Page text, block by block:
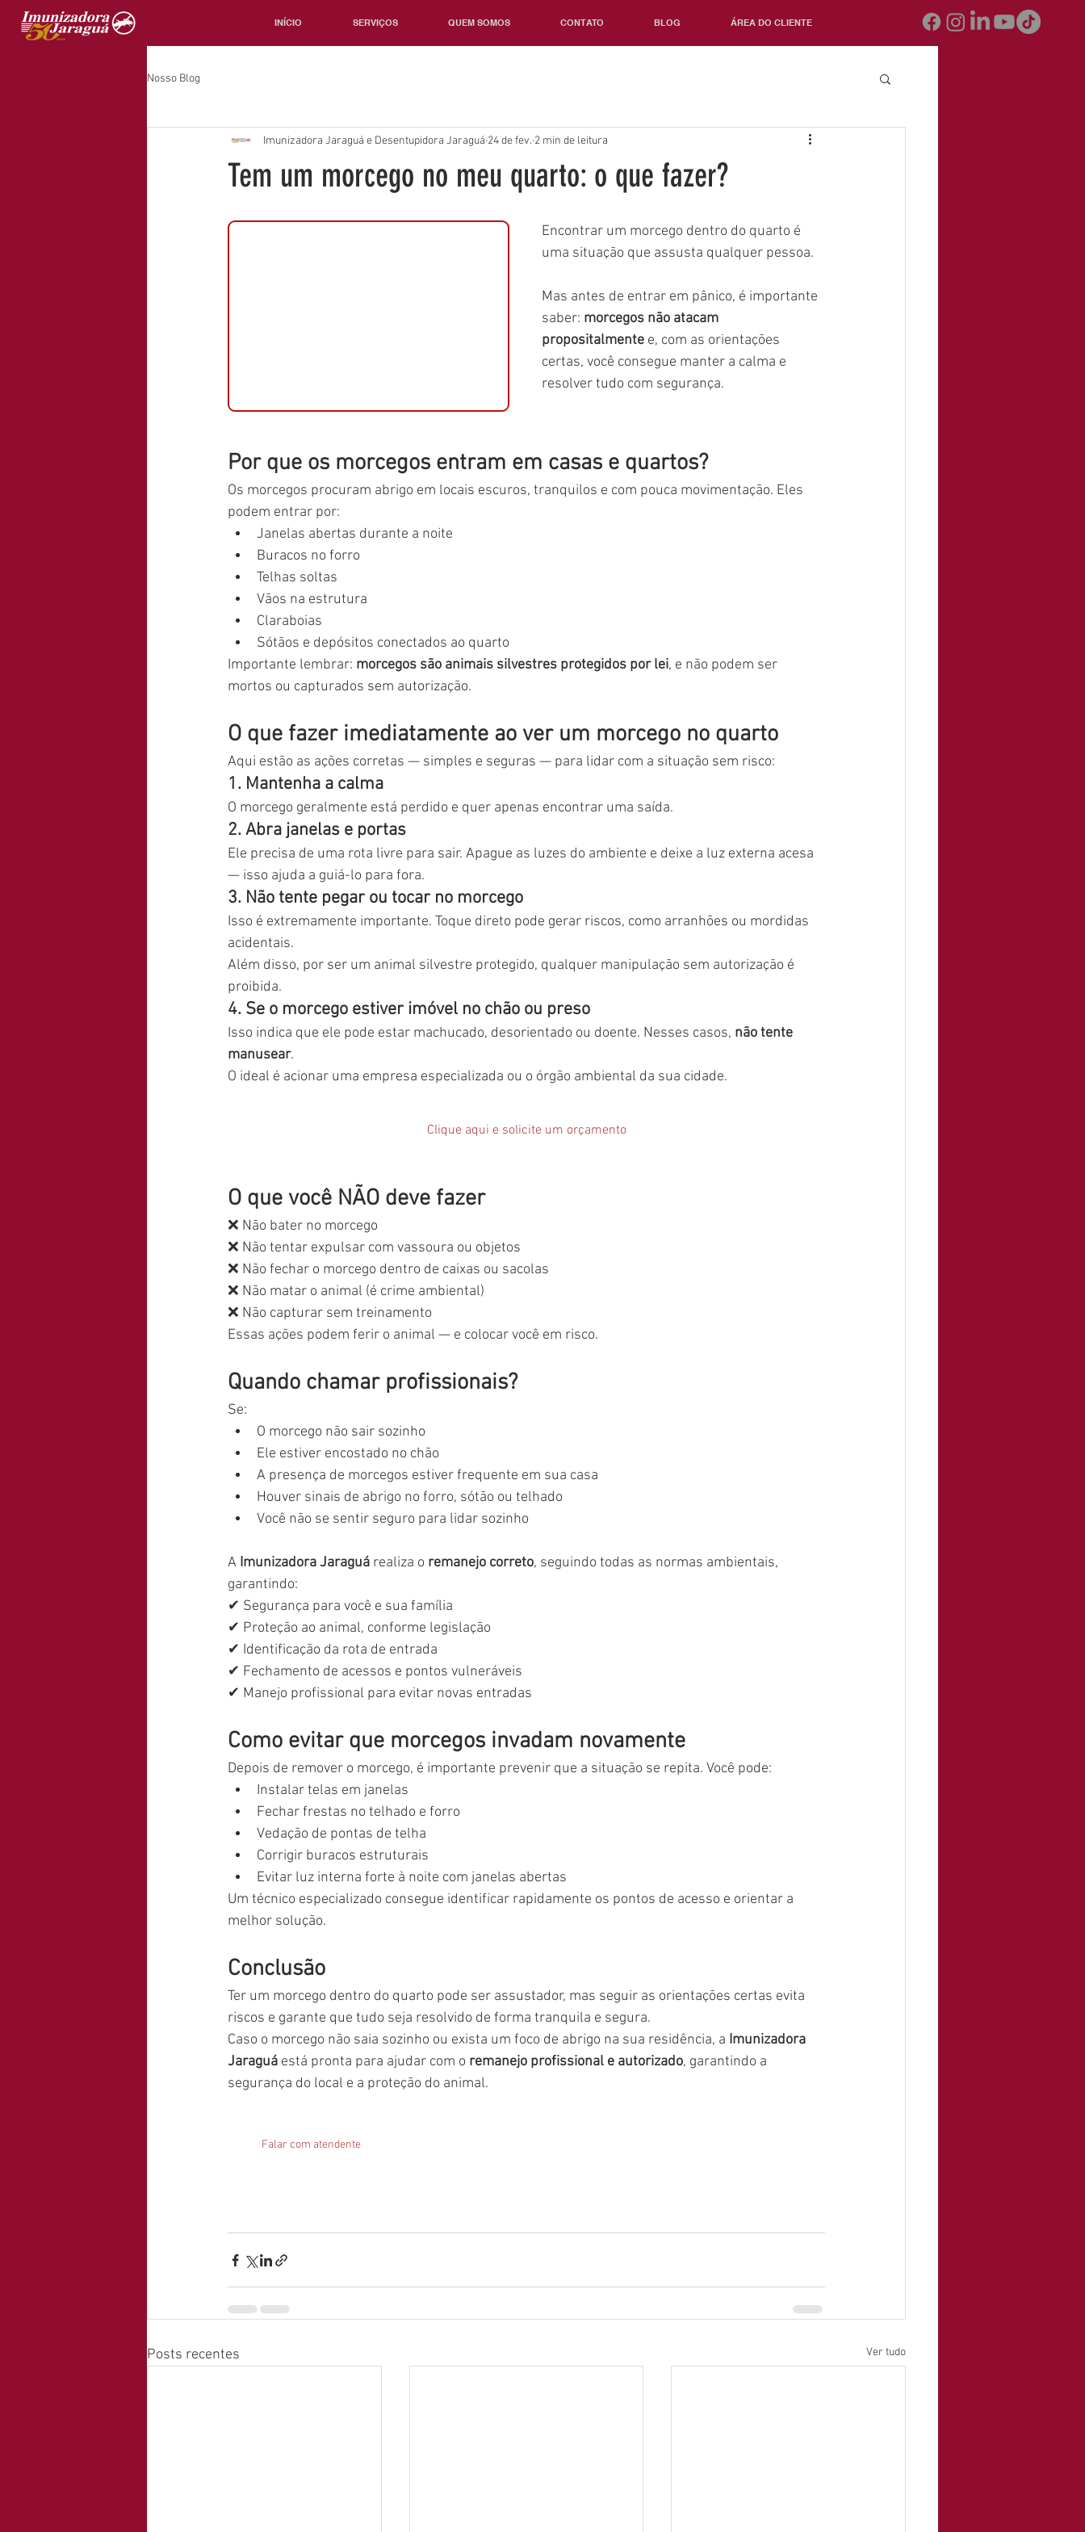
INÍCIO SERVIÇOS QUEM SOMOS CONTATO BLOG ÁREA DO CLIENTE
Nosso Blog
Tem um morcego no meu quarto: o que fazer?
Imunizadora Jaraguá e Desentupidora Jaraguá 24 de fev. 2 min de leitura
Encontrar um morcego dentro do quarto é
uma situação que assusta qualquer pessoa.
Mas antes de entrar em pânico, é importante
saber: morcegos não atacam
propositalmente e, com as orientações
certas, você consegue manter a calma e
resolver tudo com segurança.
Por que os morcegos entram em casas e quartos?
Os morcegos procuram abrigo em locais escuros, tranquilos e com pouca movimentação. Eles
podem entrar por:
Janelas abertas durante a noite
Buracos no forro
Telhas soltas
Vãos na estrutura
Claraboias
Sótãos e depósitos conectados ao quarto
Importante lembrar: morcegos são animais silvestres protegidos por lei, e não podem ser
mortos ou capturados sem autorização.
O que fazer imediatamente ao ver um morcego no quarto
Aqui estão as ações corretas — simples e seguras — para lidar com a situação sem risco:
1. Mantenha a calma
O morcego geralmente está perdido e quer apenas encontrar uma saída.
2. Abra janelas e portas
Ele precisa de uma rota livre para sair. Apague as luzes do ambiente e deixe a luz externa acesa
— isso ajuda a guiá-lo para fora.
3. Não tente pegar ou tocar no morcego
Isso é extremamente importante. Toque direto pode gerar riscos, como arranhões ou mordidas
acidentais.
Além disso, por ser um animal silvestre protegido, qualquer manipulação sem autorização é
proibida.
4. Se o morcego estiver imóvel no chão ou preso
Isso indica que ele pode estar machucado, desorientado ou doente. Nesses casos, não tente
manusear.
O ideal é acionar uma empresa especializada ou o órgão ambiental da sua cidade.
Clique aqui e solicite um orçamento
O que você NÃO deve fazer
❌ Não bater no morcego
❌ Não tentar expulsar com vassoura ou objetos
❌ Não fechar o morcego dentro de caixas ou sacolas
❌ Não matar o animal (é crime ambiental)
❌ Não capturar sem treinamento
Essas ações podem ferir o animal — e colocar você em risco.
Quando chamar profissionais?
Se:
O morcego não sair sozinho
Ele estiver encostado no chão
A presença de morcegos estiver frequente em sua casa
Houver sinais de abrigo no forro, sótão ou telhado
Você não se sentir seguro para lidar sozinho
A Imunizadora Jaraguá realiza o remanejo correto, seguindo todas as normas ambientais,
garantindo:
✔ Segurança para você e sua família
✔ Proteção ao animal, conforme legislação
✔ Identificação da rota de entrada
✔ Fechamento de acessos e pontos vulneráveis
✔ Manejo profissional para evitar novas entradas
Como evitar que morcegos invadam novamente
Depois de remover o morcego, é importante prevenir que a situação se repita. Você pode:
Instalar telas em janelas
Fechar frestas no telhado e forro
Vedação de pontas de telha
Corrigir buracos estruturais
Evitar luz interna forte à noite com janelas abertas
Um técnico especializado consegue identificar rapidamente os pontos de acesso e orientar a
melhor solução.
Conclusão
Ter um morcego dentro do quarto pode ser assustador, mas seguir as orientações certas evita
riscos e garante que tudo seja resolvido de forma tranquila e segura.
Caso o morcego não saia sozinho ou exista um foco de abrigo na sua residência, a Imunizadora
Jaraguá está pronta para ajudar com o remanejo profissional e autorizado, garantindo a
segurança do local e a proteção do animal.
Falar com atendente
Posts recentes Ver tudo